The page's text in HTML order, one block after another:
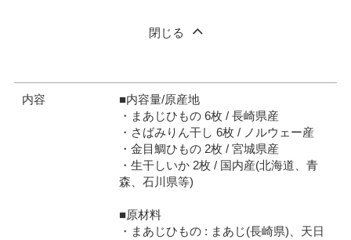
閉じる
内容
■内容量/原産地
・まあじひもの 6枚 / 長崎県産
・さばみりん干し 6枚 / ノルウェー産
・金目鯛ひもの 2枚 / 宮城県産
・生干しいか 2枚 / 国内産(北海道、青
森、石川県等)
■原材料
・まあじひもの : まあじ(長崎県)、天日